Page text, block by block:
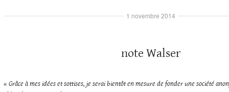
note Walser
« Grâce à mes idées et sottises, je serai bientôt en mesure de fonder une société
1 novembre 2014